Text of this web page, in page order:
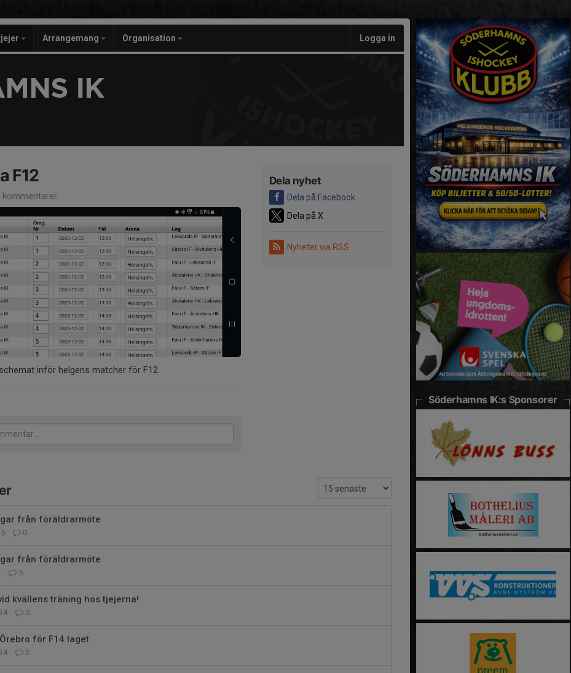
Arrangemang Organisation Logga in
IK
Dela nyhet
Dela på Facebook
Dela på X
Nyheter via RSS
F12
kommentarer
inför helgens matcher för F12.
från föräldrarmöte
0
från föräldrarmöte
5
kvällens träning hos tjejerna!
0
för F14 laget
2
Söderhamns IK:s Sponsorer